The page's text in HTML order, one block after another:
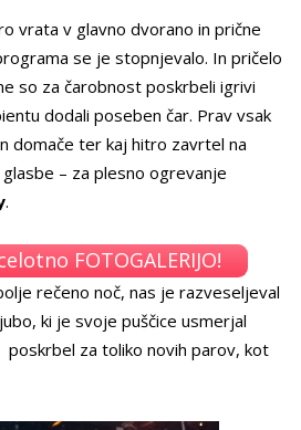
vrata v glavno dvorano in prične
se je stopnjevalo. In pričelo
so za čarobnost poskrbeli igrivi
dodali poseben čar. Prav vsak
domače ter kaj hitro zavrtel na
– za plesno ogrevanje
.
FOTOGALERIJO!
rečeno noč, nas je razveseljeval
ki je svoje puščice usmerjal
za toliko novih parov, kot